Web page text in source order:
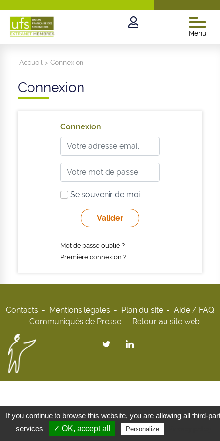
Menu
Accueil >Connexion
Connexion
Connexion
Se souvenir de moi
Mot de passe oublié ?
Première connexion ?
Contacts Mentions légales Plan du site
Aide / FAQ
Communiqués de Presse
Retour au site web
If you continue to browse this website, you are allowing all third-
services
✓ OK, accept all Personalize